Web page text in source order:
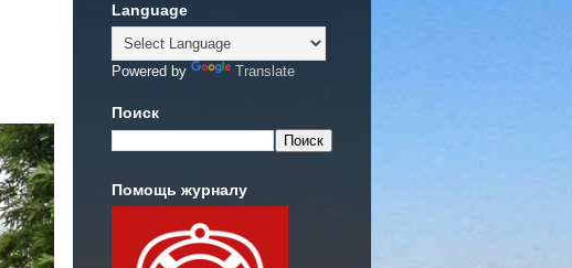
Language
Powered by Translate
Поиск
Помощь журналу